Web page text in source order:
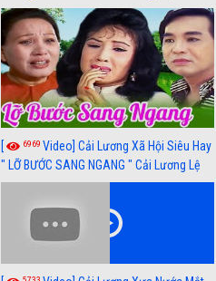
lương xã hội hay nhất
[ 6969 Video] Cải Lương Xã Hội Siêu Hay
" LỠ BƯỚC SANG NGANG " Cải Lương Lệ
Thuỷ, Thanh Tuấn, Hồng Nga